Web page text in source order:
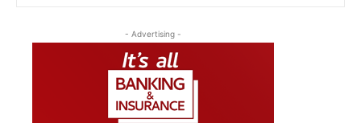
- Advertising -